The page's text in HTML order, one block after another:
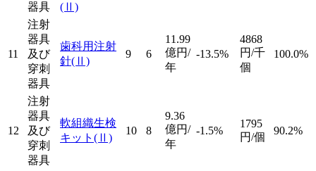
器具
(Ⅱ)
11
注射
器具
及び
穿刺
器具
歯科用注射
針(Ⅱ)
9 6
11.99
億円/
年
-13.5%
4868
円/千
個
100.0%
12
注射
器具
及び
穿刺
器具
軟組織生検
キット (Ⅱ)
10 8
9.36
億円/
年
-1.5%
1795
円/個
90.2%